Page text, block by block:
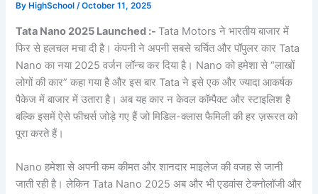
By HighSchool/October 11, 2025
Tata Nano 2025 Launched :- Tata Motors ने भारतीय बाजार में
फिर से हलचल मचा दी है। कंपनी ने अपनी सबसे चर्चित और पॉपुलर कार Tata
Nano का नया 2025 वर्जन लॉन्च कर दिया है। Nano को हमेशा से “लाखों
लोगों की कार” कहा गया है और इस बार Tata ने इसे एक और ज्यादा आकर्षक
पैकेज में बाजार में उतारा है। अब यह कार न केवल कॉम्पैक्ट और स्टाइलिश है
बल्कि इसमें ऐसे फीचर्स जोड़े गए हैं जो मिडिल-क्लास फैमिली की हर ज़रूरत को
पूरा करते हैं।
Nano हमेशा से अपनी कम कीमत और शानदार माइलेज की वजह से जानी
जाती रही है। लेकिन Tata Nano 2025 अब और भी एडवांस टेक्नोलॉजी और